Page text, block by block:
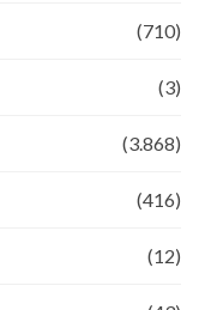
(710)
(3)
(3.868)
(416)
(12)